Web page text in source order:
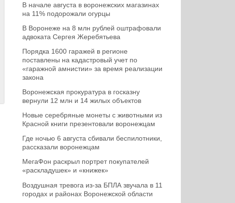
В начале августа в воронежских магазинах
на 11% подорожали огурцы
В Воронеже на 8 млн рублей оштрафовали
адвоката Сергея Жеребятьева
Порядка 1600 гаражей в регионе
поставлены на кадастровый учет по
«гаражной амнистии» за время реализации
закона
Воронежская прокуратура в госказну
вернули 12 млн и 14 жилых объектов
Новые серебряные монеты с животными из
Красной книги презентовали воронежцам
Где ночью 6 августа сбивали беспилотники,
рассказали воронежцам
МегаФон раскрыл портрет покупателей
«раскладушек» и «книжек»
Воздушная тревога из-за БПЛА звучала в 11
городах и районах Воронежской области